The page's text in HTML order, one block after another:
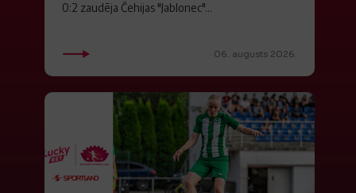
0:2 zaudēja Čehijas "Jablonec"...
06. augusts 2026.